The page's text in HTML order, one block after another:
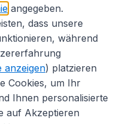
angegeben.
dass unsere
während
anzeigen) platzieren
Cookies, um Ihr
Ihnen personalisierte
auf Akzeptieren